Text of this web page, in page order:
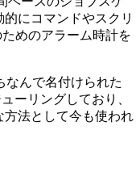
にコマンドやスクリ
めのアラーム時計を
なんで名付けられた
ーリングしており、
法として今も使われ